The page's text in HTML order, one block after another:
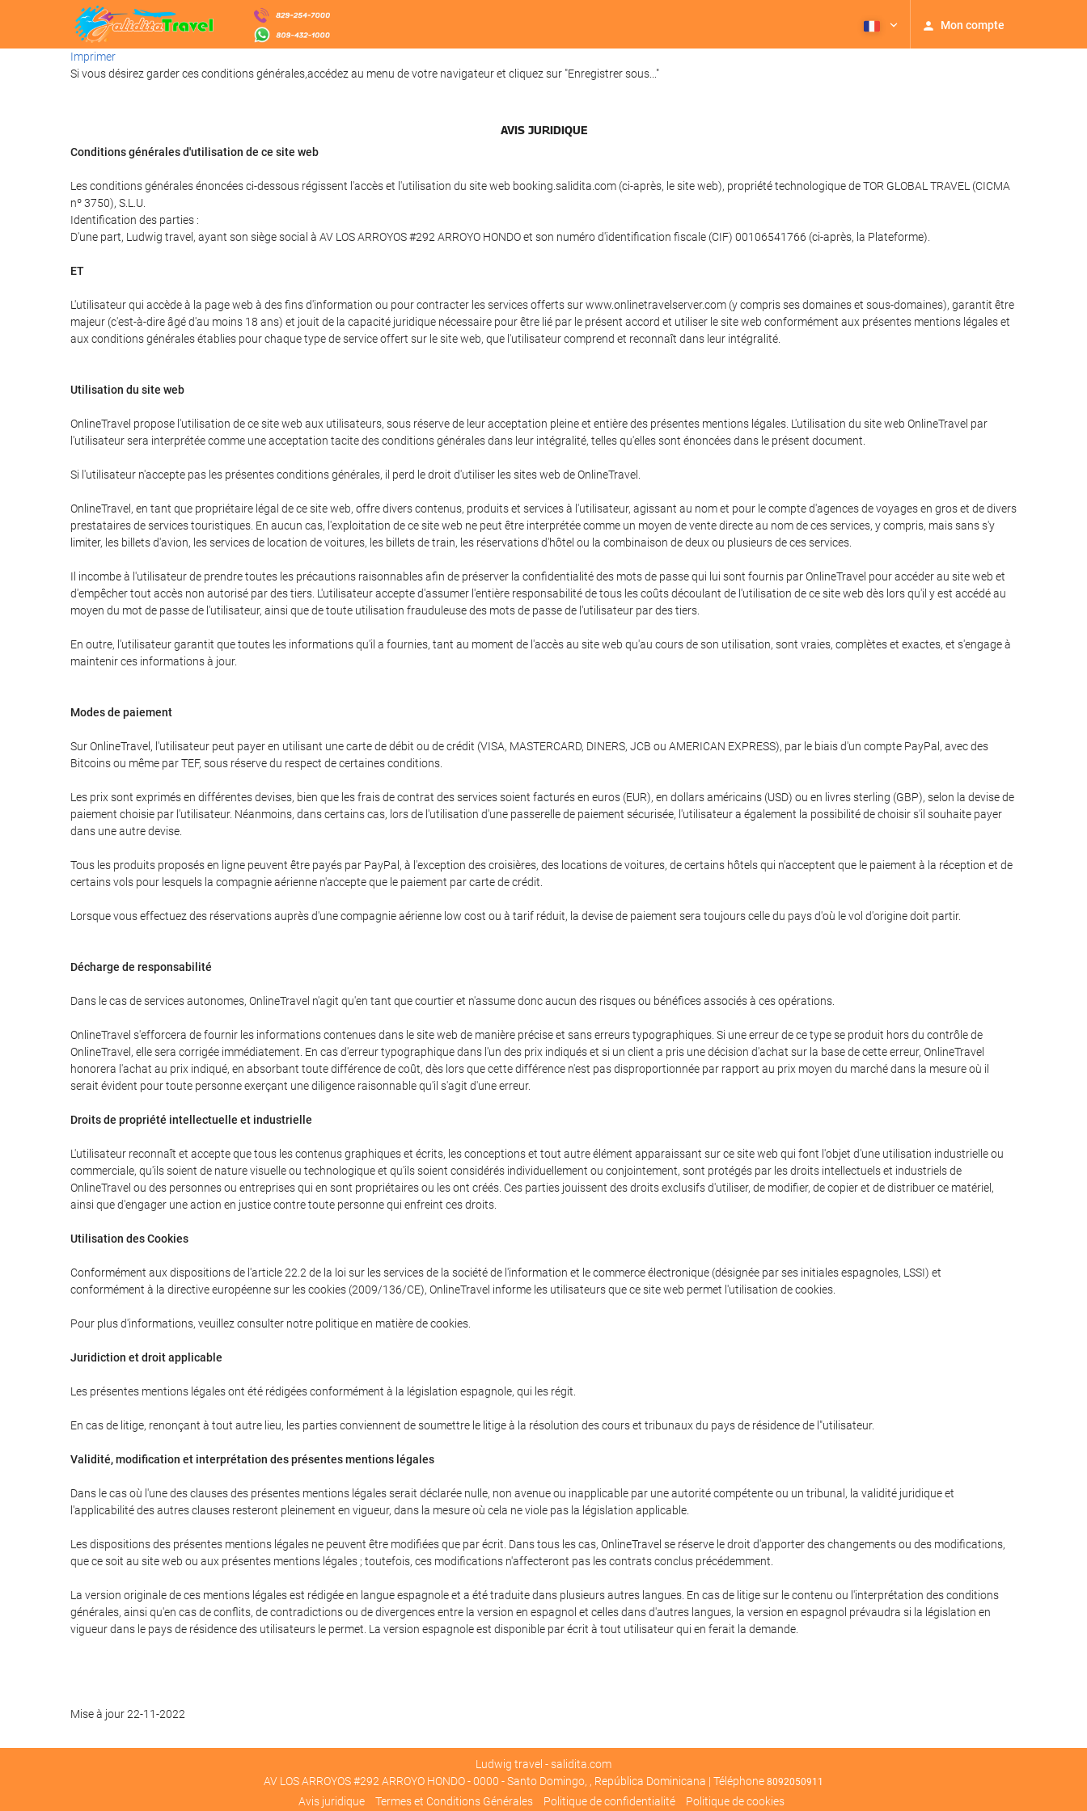
Mon compte
Imprimer
Si vous désirez garder ces conditions générales,accédez au menu de votre navigateur et cliquez sur "Enregistrer sous..."
AVIS JURIDIQUE
Conditions générales d'utilisation de ce site web
Les conditions générales énoncées ci-dessous régissent l'accès et l'utilisation du site web booking.salidita.com (ci-après, le site web), propriété technologique de TOR GLOBAL TRAVEL (CICMA
nº 3750), S.L.U.
Identification des parties :
D'une part, Ludwig travel, ayant son siège social à AV LOS ARROYOS #292 ARROYO HONDO et son numéro d'identification fiscale (CIF) 00106541766 (ci-après, la Plateforme).
ET
L'utilisateur qui accède à la page web à des fins d'information ou pour contracter les services offerts sur www.onlinetravelserver.com (y compris ses domaines et sous-domaines), garantit être
majeur (c'est-à-dire âgé d'au moins 18 ans) et jouit de la capacité juridique nécessaire pour être lié par le présent accord et utiliser le site web conformément aux présentes mentions légales et
aux conditions générales établies pour chaque type de service offert sur le site web, que l'utilisateur comprend et reconnaît dans leur intégralité.
Utilisation du site web
OnlineTravel propose l'utilisation de ce site web aux utilisateurs, sous réserve de leur acceptation pleine et entière des présentes mentions légales. L'utilisation du site web OnlineTravel par
l'utilisateur sera interprétée comme une acceptation tacite des conditions générales dans leur intégralité, telles qu'elles sont énoncées dans le présent document.
Si l'utilisateur n'accepte pas les présentes conditions générales, il perd le droit d'utiliser les sites web de OnlineTravel.
OnlineTravel, en tant que propriétaire légal de ce site web, offre divers contenus, produits et services à l'utilisateur, agissant au nom et pour le compte d'agences de voyages en gros et de divers
prestataires de services touristiques. En aucun cas, l'exploitation de ce site web ne peut être interprétée comme un moyen de vente directe au nom de ces services, y compris, mais sans s'y
limiter, les billets d'avion, les services de location de voitures, les billets de train, les réservations d'hôtel ou la combinaison de deux ou plusieurs de ces services.
Il incombe à l'utilisateur de prendre toutes les précautions raisonnables afin de préserver la confidentialité des mots de passe qui lui sont fournis par OnlineTravel pour accéder au site web et
d'empêcher tout accès non autorisé par des tiers. L'utilisateur accepte d'assumer l'entière responsabilité de tous les coûts découlant de l'utilisation de ce site web dès lors qu'il y est accédé au
moyen du mot de passe de l'utilisateur, ainsi que de toute utilisation frauduleuse des mots de passe de l'utilisateur par des tiers.
En outre, l'utilisateur garantit que toutes les informations qu'il a fournies, tant au moment de l'accès au site web qu'au cours de son utilisation, sont vraies, complètes et exactes, et s'engage à
maintenir ces informations à jour.
Modes de paiement
Sur OnlineTravel, l'utilisateur peut payer en utilisant une carte de débit ou de crédit (VISA, MASTERCARD, DINERS, JCB ou AMERICAN EXPRESS), par le biais d'un compte PayPal, avec des
Bitcoins ou même par TEF, sous réserve du respect de certaines conditions.
Les prix sont exprimés en différentes devises, bien que les frais de contrat des services soient facturés en euros (EUR), en dollars américains (USD) ou en livres sterling (GBP), selon la devise de
paiement choisie par l'utilisateur. Néanmoins, dans certains cas, lors de l'utilisation d'une passerelle de paiement sécurisée, l'utilisateur a également la possibilité de choisir s'il souhaite payer
dans une autre devise.
Tous les produits proposés en ligne peuvent être payés par PayPal, à l'exception des croisières, des locations de voitures, de certains hôtels qui n'acceptent que le paiement à la réception et de
certains vols pour lesquels la compagnie aérienne n'accepte que le paiement par carte de crédit.
Lorsque vous effectuez des réservations auprès d'une compagnie aérienne low cost ou à tarif réduit, la devise de paiement sera toujours celle du pays d'où le vol d'origine doit partir.
Décharge de responsabilité
Dans le cas de services autonomes, OnlineTravel n'agit qu'en tant que courtier et n'assume donc aucun des risques ou bénéfices associés à ces opérations.
OnlineTravel s'efforcera de fournir les informations contenues dans le site web de manière précise et sans erreurs typographiques. Si une erreur de ce type se produit hors du contrôle de
OnlineTravel, elle sera corrigée immédiatement. En cas d'erreur typographique dans l'un des prix indiqués et si un client a pris une décision d'achat sur la base de cette erreur, OnlineTravel
honorera l'achat au prix indiqué, en absorbant toute différence de coût, dès lors que cette différence n'est pas disproportionnée par rapport au prix moyen du marché dans la mesure où il
serait évident pour toute personne exerçant une diligence raisonnable qu'il s'agit d'une erreur.
Droits de propriété intellectuelle et industrielle
L'utilisateur reconnaît et accepte que tous les contenus graphiques et écrits, les conceptions et tout autre élément apparaissant sur ce site web qui font l'objet d'une utilisation industrielle ou
commerciale, qu'ils soient de nature visuelle ou technologique et qu'ils soient considérés individuellement ou conjointement, sont protégés par les droits intellectuels et industriels de
OnlineTravel ou des personnes ou entreprises qui en sont propriétaires ou les ont créés. Ces parties jouissent des droits exclusifs d'utiliser, de modifier, de copier et de distribuer ce matériel,
ainsi que d'engager une action en justice contre toute personne qui enfreint ces droits.
Utilisation des Cookies
Conformément aux dispositions de l'article 22.2 de la loi sur les services de la société de l'information et le commerce électronique (désignée par ses initiales espagnoles, LSSI) et
conformément à la directive européenne sur les cookies (2009/136/CE), OnlineTravel informe les utilisateurs que ce site web permet l'utilisation de cookies.
Pour plus d'informations, veuillez consulter notre politique en matière de cookies.
Juridiction et droit applicable
Les présentes mentions légales ont été rédigées conformément à la législation espagnole, qui les régit.
En cas de litige, renonçant à tout autre lieu, les parties conviennent de soumettre le litige à la résolution des cours et tribunaux du pays de résidence de l"utilisateur.
Validité, modification et interprétation des présentes mentions légales
Dans le cas où l'une des clauses des présentes mentions légales serait déclarée nulle, non avenue ou inapplicable par une autorité compétente ou un tribunal, la validité juridique et
l'applicabilité des autres clauses resteront pleinement en vigueur, dans la mesure où cela ne viole pas la législation applicable.
Les dispositions des présentes mentions légales ne peuvent être modifiées que par écrit. Dans tous les cas, OnlineTravel se réserve le droit d'apporter des changements ou des modifications,
que ce soit au site web ou aux présentes mentions légales ; toutefois, ces modifications n'affecteront pas les contrats conclus précédemment.
La version originale de ces mentions légales est rédigée en langue espagnole et a été traduite dans plusieurs autres langues. En cas de litige sur le contenu ou l'interprétation des conditions
générales, ainsi qu'en cas de conflits, de contradictions ou de divergences entre la version en espagnol et celles dans d'autres langues, la version en espagnol prévaudra si la législation en
vigueur dans le pays de résidence des utilisateurs le permet. La version espagnole est disponible par écrit à tout utilisateur qui en ferait la demande.
Mise à jour 22-11-2022
Ludwig travel - salidita.com
AV LOS ARROYOS #292 ARROYO HONDO - 0000 - Santo Domingo, , República Dominicana | Téléphone 8092050911
Avis juridique Termes et Conditions Générales Politique de confidentialité Politique de cookies